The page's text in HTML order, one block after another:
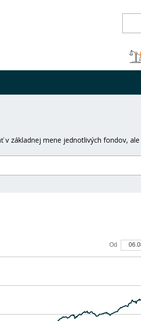
základnej mene jednotlivých fondov,
Od